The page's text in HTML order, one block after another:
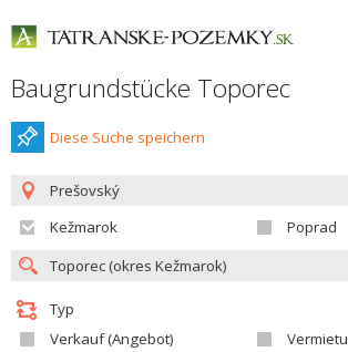
Baugrundstücke Toporec
Diese Suche speichern
Prešovský
Kežmarok
Poprad
Typ
Verkauf (Angebot)